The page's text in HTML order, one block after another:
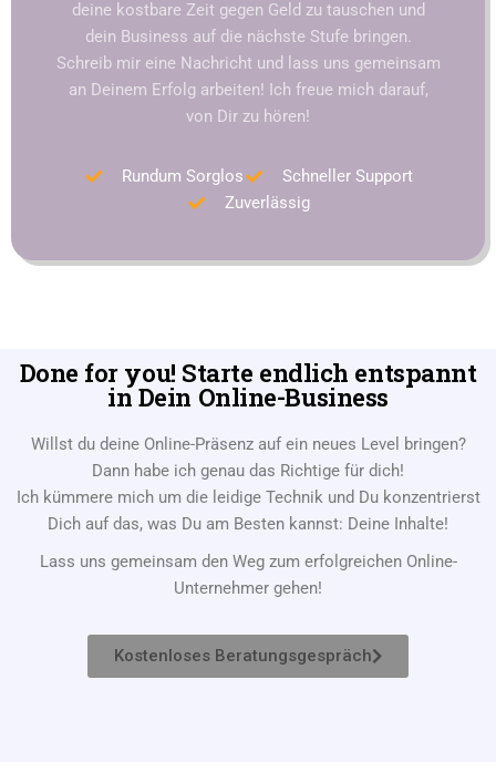
deine kostbare Zeit gegen Geld zu tauschen und
dein Business auf die nächste Stufe bringen.
Schreib mir eine Nachricht und lass uns gemeinsam
an Deinem Erfolg arbeiten! Ich freue mich darauf,
von Dir zu hören!
Rundum Sorglos
Schneller Support
Zuverlässig
Done for you! Starte endlich entspannt
in Dein Online-Business
Willst du deine Online-Präsenz auf ein neues Level bringen?
Dann habe ich genau das Richtige für dich!
Ich kümmere mich um die leidige Technik und Du konzentrierst
Dich auf das, was Du am Besten kannst: Deine Inhalte!
Lass uns gemeinsam den Weg zum erfolgreichen Online-
Unternehmer gehen!
Kostenloses Beratungsgespräch